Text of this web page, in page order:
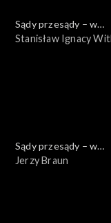
Sądy przesądy – w
powiększeniu
Stanisław Ignacy
Sądy przesądy – w
powiększeniu
Jerzy Braun